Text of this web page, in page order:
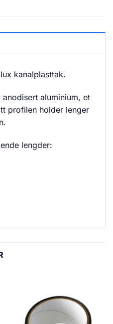
kanalplasttak.
aluminium, et
profilen holder lenger
lengder: